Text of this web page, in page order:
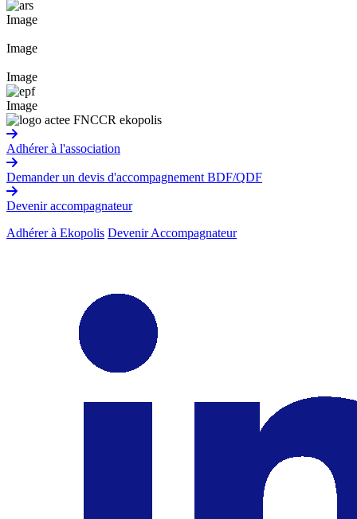
Image
Image
Image
Image
Adhérer à l'association
Demander un devis d'accompagnement BDF/QDF
Devenir accompagnateur
Adhérer à Ekopolis Devenir Accompagnateur